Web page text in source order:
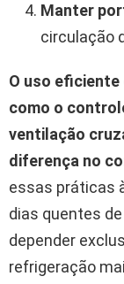
Manter
circulação
O uso
como o
ventilação
diferença no
essas práticas
dias quentes
depender
refrigeração